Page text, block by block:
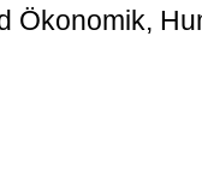
Ökonomik,